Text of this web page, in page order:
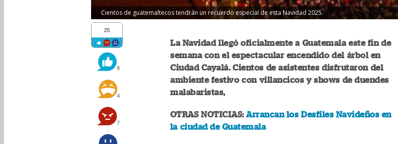
Cientos de guatemaltecos tendrán un recuerdo especial de esta Navidad 2025.
25
8
4
7
La Navidad llegó oficialmente a Guatemala este fin de
semana con el espectacular encendido del árbol en
Ciudad Cayalá. Cientos de asistentes disfrutaron del
ambiente festivo con villancicos y shows de duendes
malabaristas,
OTRAS NOTICIAS:Arrancan los Desfiles Navideños en
la ciudad de Guatemala